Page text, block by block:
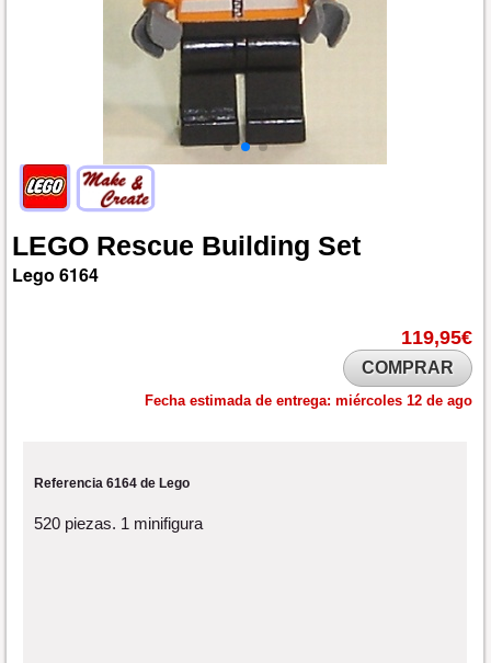
LEGO Rescue Building Set
Lego 6164
119,95€
COMPRAR
Fecha estimada de entrega: miércoles 12 de ago
Referencia 6164 de Lego
520 piezas. 1 minifigura